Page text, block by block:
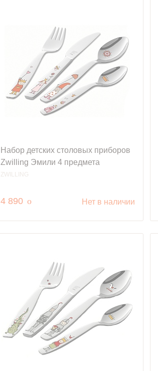
Набор детских столовых приборов
Zwilling Эмили 4 предмета
ZWILLING
4 890 руб.
o Нет в наличии